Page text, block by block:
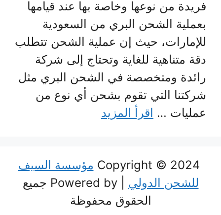
فريدة من نوعها وخاصة بها عند قيامها
بعملية الشحن البري من السعودية
للإمارات، حيث إن عملية الشحن تتطلب
دقة متناهية للغاية وتحتاج إلى شركة
رائدة ومتخصصة في الشحن البري مثل
شركتنا التي تقوم بشحن أي نوع من
عمليات … اقرأ المزيد
مؤسسة السيف
للشحن الدولي
| Powered by جميع
الحقوق محفوظة